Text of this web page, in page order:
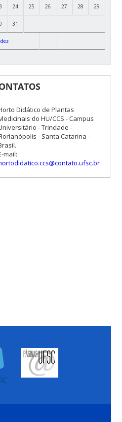
24 25 26 27 28 29
31
Didático de Plantas
do HU/CCS - Campus
- Trindade -
- Santa Catarina -
mail: